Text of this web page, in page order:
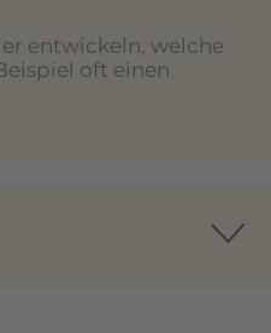
entwickeln, welche
oft einen